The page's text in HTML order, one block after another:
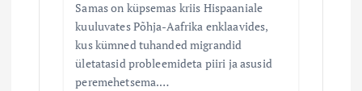
Samas on küpsemas kriis Hispaaniale
kuuluvates Põhja-Aafrika enklaavides,
kus kümned tuhanded migrandid
ületatasid probleemideta piiri ja asusid
peremehetsema.…